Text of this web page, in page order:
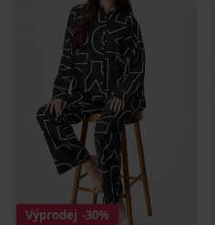
Výprodej -30%